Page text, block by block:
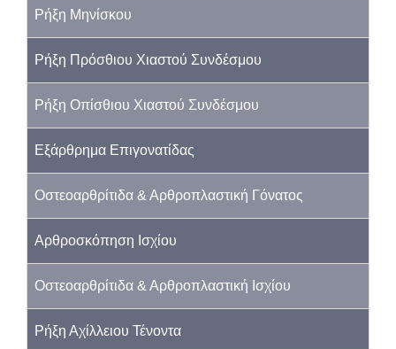
Ρήξη Μηνίσκου
Ρήξη Πρόσθιου Χιαστού Συνδέσμου
Ρήξη Οπίσθιου Χιαστού Συνδέσμου
Εξάρθρημα Επιγονατίδας
Οστεοαρθρίτιδα & Αρθροπλαστική Γόνατος
Αρθροσκόπηση Ισχίου
Οστεοαρθρίτιδα & Αρθροπλαστική Ισχίου
Ρήξη Αχίλλειου Τένοντα